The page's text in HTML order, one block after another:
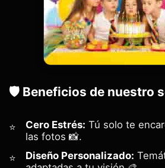
🛡️ Beneficios de nuestro
Cero Estrés: Tú solo te
las fotos 📸.
Diseño Personalizado: